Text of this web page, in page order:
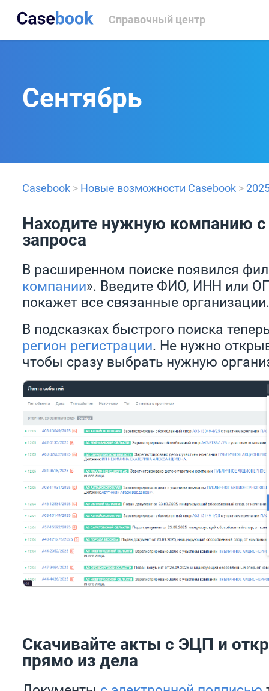
Справочный центр
Сентябрь
Casebook > Новые возможности Casebook >
Находите нужную компанию с
запроса
В расширенном поиске появился
компании». Введите ФИО, ИНН или
покажет все связанные организации.
В подсказках быстрого поиска
регион регистрации. Не нужно
чтобы сразу выбрать нужную
Скачивайте акты с ЭЦП и
прямо из дела